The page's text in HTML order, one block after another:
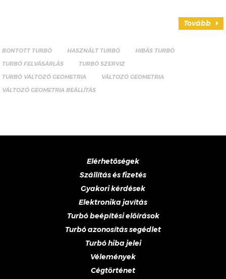
Tovább
BONTOTT TURBÓ HASZNÁLT TURBÓ
HIBÁS TURBÓ
TURBÓ FELVÁSÁRLÁS
TURBÓ SZERVIZ
TURBÓ VÁLTOZÓ GEOMETRIA
VÁLTOZÓ GEOMETRIA
VÁLTOZÓ GEOMETRIA BEÁLLÍTÁS
Elérhetőségek
Szállítás és fizetés
Gyakori kérdések
Elektronika javítás
Turbó beépítési előírások
Turbó azonosítás segédlet
Turbó hiba jelei
Vélemények
Cégtörténet